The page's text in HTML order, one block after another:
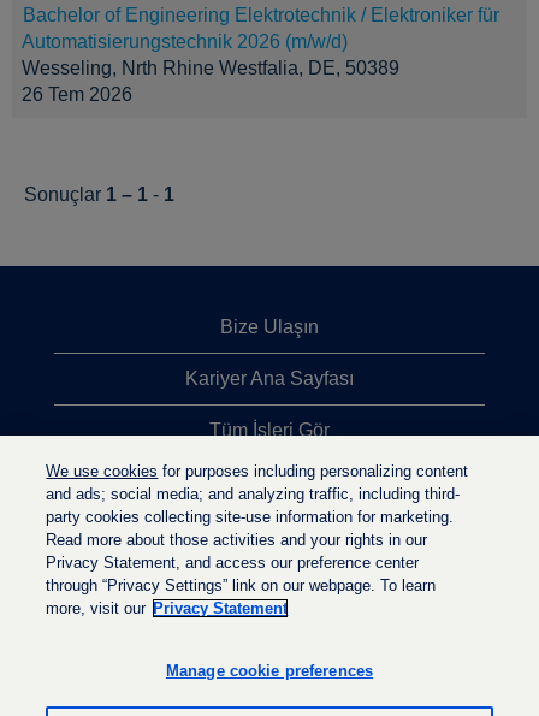
Bachelor of Engineering Elektrotechnik / Elektroniker für
Automatisierungstechnik 2026 (m/w/d)
Wesseling, Nrth Rhine Westfalia, DE, 50389
26 Tem 2026
Sonuçlar 1 – 1 - 1
Bize Ulaşın
Kariyer Ana Sayfası
Tüm İşleri Gör
En Çok Aranan İşler
Gizlilik İlkesi
n
s
n
s
We use cookies for purposes including personalizing content
and ads; social media; and analyzing traffic, including third-
party cookies collecting site-use information for marketing.
Read more about those activities and your rights in our
Privacy Statement, and access our preference center
through “Privacy Settings” link on our webpage. To learn
more, visit our Privacy Statement
Manage cookie preferences